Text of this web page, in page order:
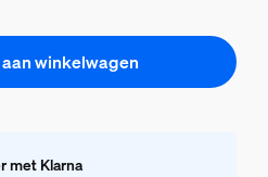
winkelwagen
met Klarna